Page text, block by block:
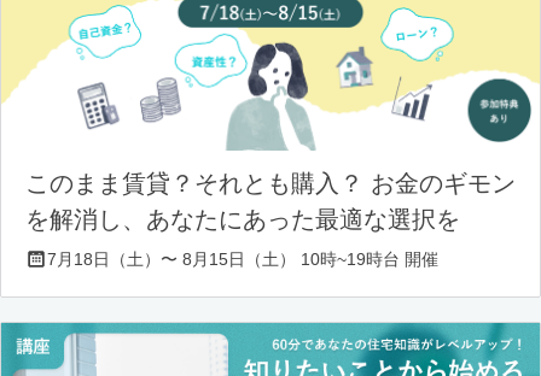
このまま賃貸？それとも購入？ お金のギモン
を解消し、あなたにあった最適な選択を
7月18日（土）〜 8月15日（土） 10時~19時台 開催